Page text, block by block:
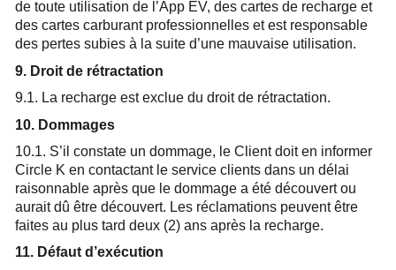
de toute utilisation de l’App EV, des cartes de recharge et
des cartes carburant professionnelles et est responsable
des pertes subies à la suite d’une mauvaise utilisation.
9. Droit de rétractation
9.1. La recharge est exclue du droit de rétractation.
10. Dommages
10.1. S’il constate un dommage, le Client doit en informer
Circle K en contactant le service clients dans un délai
raisonnable après que le dommage a été découvert ou
aurait dû être découvert. Les réclamations peuvent être
faites au plus tard deux (2) ans après la recharge.
11. Défaut d’exécution